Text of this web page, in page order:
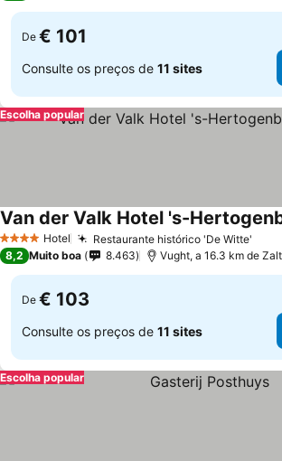
De € 101
Consulte os preços de 11 sites
Escolha popular
4 EstrelasHotel Restaurante histórico 'De Witte'
Van der Valk Hotel 's-
8,2 Muito boa 8.463 Vught, a 16.3 km de
De € 103
Consulte os preços de 11 sites
Escolha popular